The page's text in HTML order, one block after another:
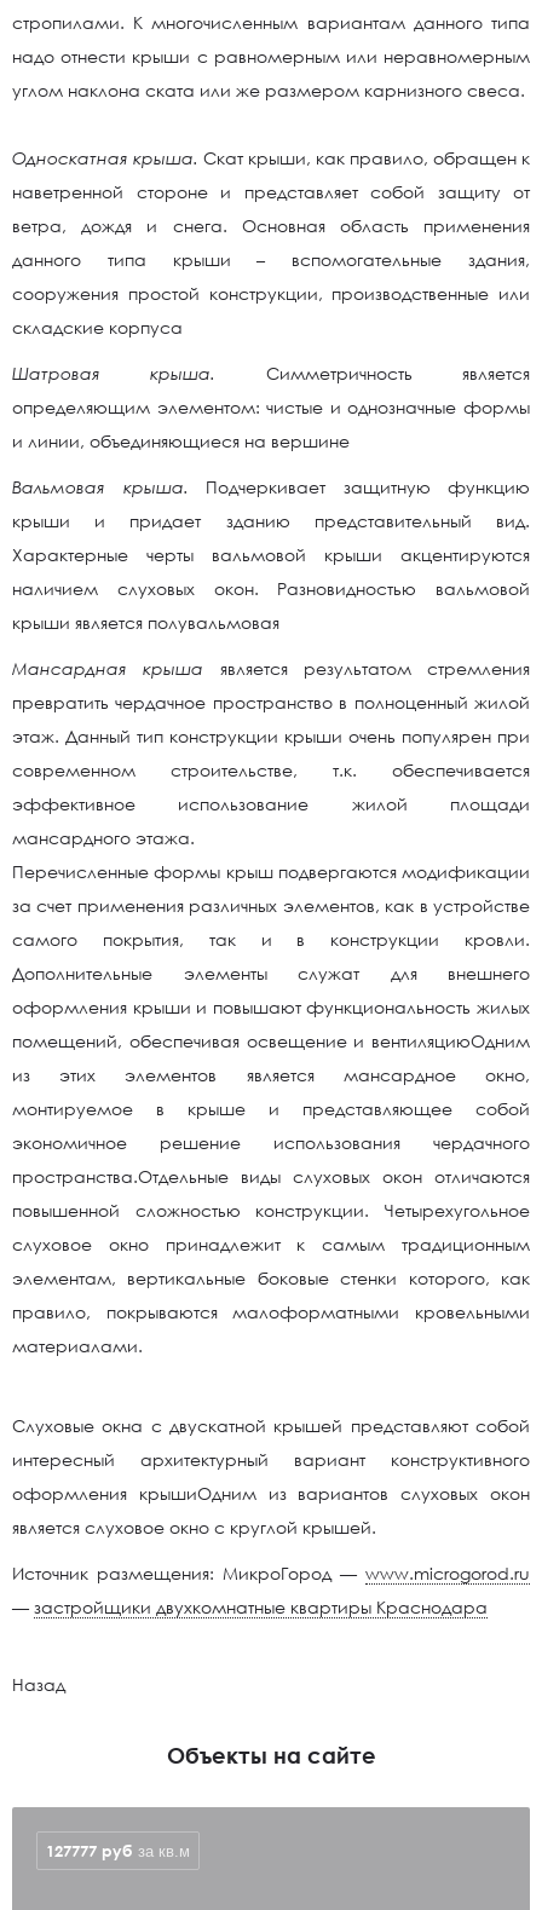
стропилами. К многочисленным вариантам данного типа
надо отнести крыши с равномерным или неравномерным
углом наклона ската или же размером карнизного свеса.
Односкатная крыша. Скат крыши, как правило, обращен к
наветренной стороне и представляет собой защиту от
ветра, дождя и снега. Основная область применения
данного типа крыши – вспомогательные здания,
сооружения простой конструкции, производственные или
складские корпуса
Шатровая крыша. Симметричность является
определяющим элементом: чистые и однозначные формы
и линии, объединяющиеся на вершине
Вальмовая крыша. Подчеркивает защитную функцию
крыши и придает зданию представительный вид.
Характерные черты вальмовой крыши акцентируются
наличием слуховых окон. Разновидностью вальмовой
крыши является полувальмовая
Мансардная крыша является результатом стремления
превратить чердачное пространство в полноценный жилой
этаж. Данный тип конструкции крыши очень популярен при
современном строительстве, т.к. обеспечивается
эффективное использование жилой площади
мансардного этажа.
Перечисленные формы крыш подвергаются модификации
за счет применения различных элементов, как в устройстве
самого покрытия, так и в конструкции кровли.
Дополнительные элементы служат для внешнего
оформления крыши и повышают функциональность жилых
помещений, обеспечивая освещение и вентиляциюОдним
из этих элементов является мансардное окно,
монтируемое в крыше и представляющее собой
экономичное решение использования чердачного
пространства.Отдельные виды слуховых окон отличаются
повышенной сложностью конструкции. Четырехугольное
слуховое окно принадлежит к самым традиционным
элементам, вертикальные боковые стенки которого, как
правило, покрываются малоформатными кровельными
материалами.
Слуховые окна с двускатной крышей представляют собой
интересный архитектурный вариант конструктивного
оформления крышиОдним из вариантов слуховых окон
является слуховое окно с круглой крышей.
Источник размещения: МикроГород — www.microgorod.ru
— застройщики двухкомнатные квартиры Краснодара
Назад
Объекты на сайте
127777 руб за кв.м